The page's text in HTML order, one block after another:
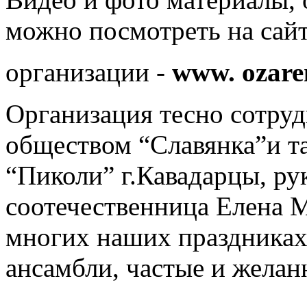
можно посмотреть на
организации - www.
Организация тесно
обществом “Славянка”и
“Пиколи” г.Кавадарцы,
соотечественница Елена
многих наших
ансамбли, частые и